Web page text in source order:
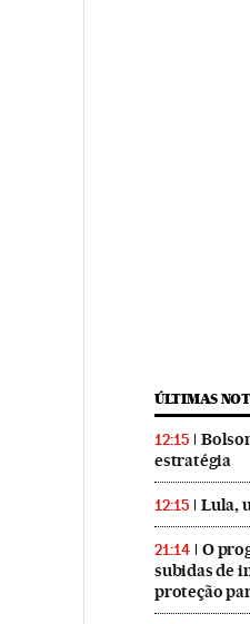
ÚLTIMAS
12:15
estratégia
12:15 Lula,
21:14
O
subidas de
proteção